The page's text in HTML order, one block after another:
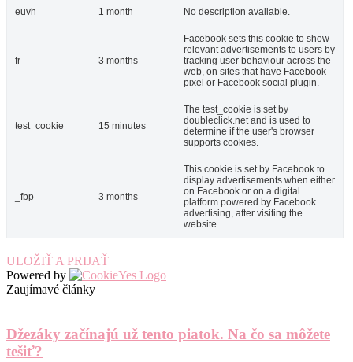
euvh 1 month No description available.
fr 3 months
Facebook sets this cookie to show
relevant advertisements to users by
tracking user behaviour across the
web, on sites that have Facebook
pixel or Facebook social plugin.
test_cookie 15 minutes
The test_cookie is set by
doubleclick.net and is used to
determine if the user's browser
supports cookies.
_fbp 3 months
This cookie is set by Facebook to
display advertisements when either
on Facebook or on a digital
platform powered by Facebook
advertising, after visiting the
website.
ULOŽIŤ A PRIJAŤ
Powered by
Zaujímavé články
Džezáky začínajú už tento piatok. Na čo sa môžete
tešiť?